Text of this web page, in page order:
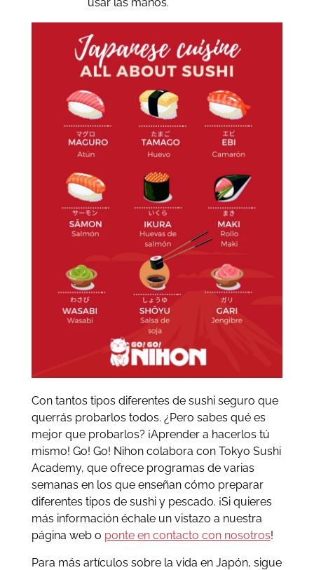
Con tantos tipos diferentes de sushi seguro que
querrás probarlos todos. ¿Pero sabes qué es
mejor que probarlos? ¡Aprender a hacerlos tú
mismo! Go! Go! Nihon colabora con Tokyo Sushi
Academy, que ofrece programas de varias
semanas en los que enseñan cómo preparar
diferentes tipos de sushi y pescado. ¡Si quieres
más información échale un vistazo a nuestra
página web o ponte en contacto con nosotros!
Para más artículos sobre la vida en Japón, sigue